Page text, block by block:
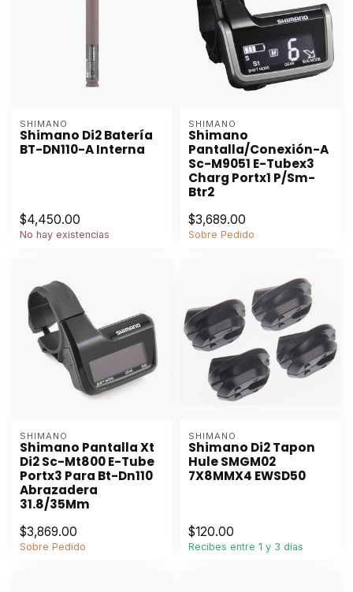
SHIMANO
Shimano Di2 Batería
BT-DN110-A Interna
$4,450.00
No hay existencias
SHIMANO
Shimano
Pantalla/Conexión-A
Sc-M9051 E-Tubex3
Charg Portx1 P/Sm-
Btr2
$3,689.00
Sobre Pedido
SHIMANO
Shimano Pantalla Xt
Di2 Sc-Mt800 E-Tube
Portx3 Para Bt-Dn110
Abrazadera
31.8/35Mm
$3,869.00
Sobre Pedido
SHIMANO
Shimano Di2 Tapon
Hule SMGM02
7X8MMX4 EWSD50
$120.00
Recibes entre 1 y 3 días